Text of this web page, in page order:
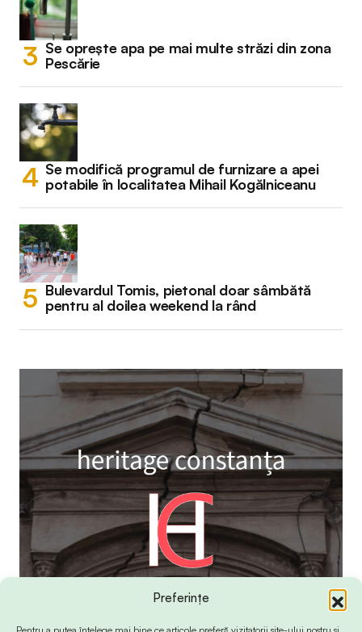
Preferințe
Se oprește apa pe mai multe străzi din zona
Pescărie
Se modifică programul de furnizare a apei
potabile în localitatea Mihail Kogălniceanu
Bulevardul Tomis, pietonal doar sâmbătă
pentru al doilea weekend la rând